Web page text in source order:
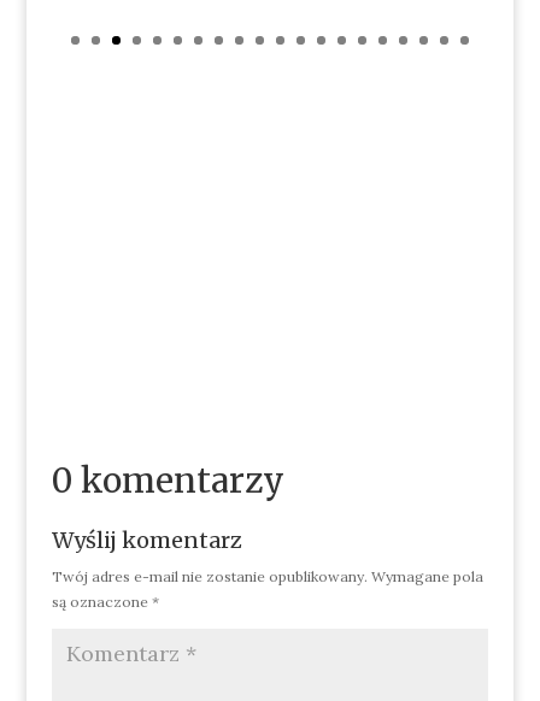
0 komentarzy
Wyślij komentarz
Twój adres e-mail nie zostanie opublikowany. Wymagane pola
są oznaczone *